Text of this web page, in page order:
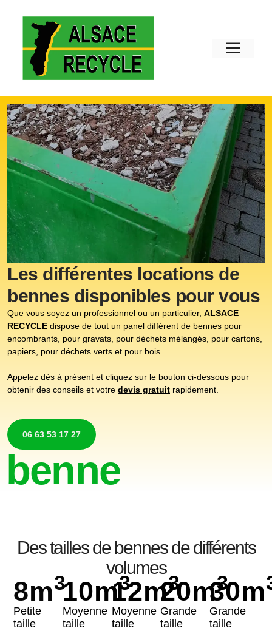
Les différentes locations de
bennes disponibles pour vous
Que vous soyez un professionnel ou un particulier, ALSACE
RECYCLE dispose de tout un panel différent de bennes pour
encombrants, pour gravats, pour déchets mélangés, pour cartons,
papiers, pour déchets verts et pour bois.
Appelez dès à présent et cliquez sur le bouton ci-dessous pour
obtenir des conseils et votre devis gratuit rapidement.
06 63 53 17 27
benne
Des tailles de bennes de différents
volumes
Petite
taille
8m3
Moyenne
taille
10m3
Moyenne
taille
12m3
Grande
taille
20m3
Grande
taille
30m